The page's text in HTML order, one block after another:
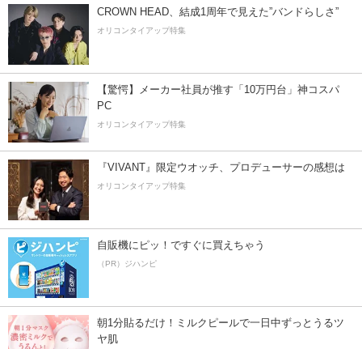
CROWN HEAD、結成1周年で見えた”バンドらしさ”
オリコンタイアップ特集
【驚愕】メーカー社員が推す「10万円台」神コスパ
PC
オリコンタイアップ特集
『VIVANT』限定ウオッチ、プロデューサーの感想は
オリコンタイアップ特集
自販機にピッ！ですぐに買えちゃう
（PR）ジハンピ
朝1分貼るだけ！ミルクピールで一日中ずっとうるツ
ヤ肌